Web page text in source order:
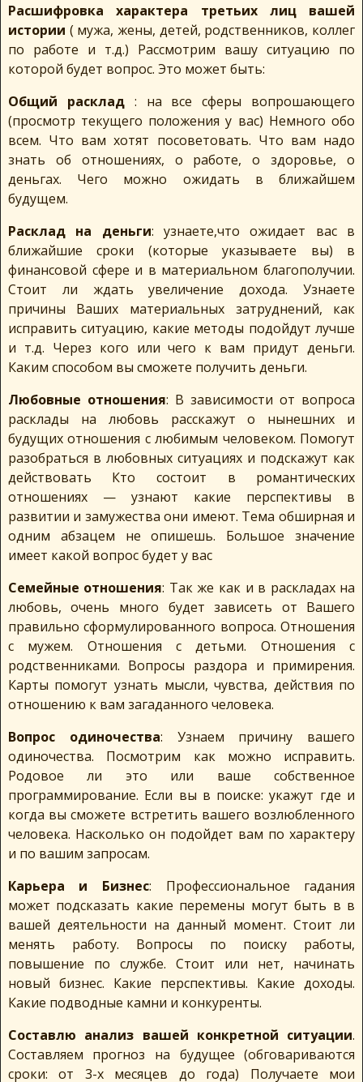
Расшифровка характера третьих лиц вашей
истории ( мужа, жены, детей, родственников, коллег
по работе и т.д.) Рассмотрим вашу ситуацию по
которой будет вопрос. Это может быть:
Общий расклад: на все сферы вопрошающего
(просмотр текущего положения у вас) Немного обо
всем. Что вам хотят посоветовать. Что вам надо
знать об отношениях, о работе, о здоровье, о
деньгах. Чего можно ожидать в ближайшем
будущем.
Расклад на деньги: узнаете,что ожидает вас в
ближайшие сроки (которые указываете вы) в
финансовой сфере и в материальном благополучии.
Стоит ли ждать увеличение дохода. Узнаете
причины Ваших материальных затруднений, как
исправить ситуацию, какие методы подойдут лучше
и т.д. Через кого или чего к вам придут деньги.
Каким способом вы сможете получить деньги.
Любовные отношения: В зависимости от вопроса
расклады на любовь расскажут о нынешних и
будущих отношения с любимым человеком. Помогут
разобраться в любовных ситуациях и подскажут как
действовать Кто состоит в романтических
отношениях — узнают какие перспективы в
развитии и замужества они имеют. Тема обширная и
одним абзацем не опишешь. Большое значение
имеет какой вопрос будет у вас
Семейные отношения: Так же как и в раскладах на
любовь, очень много будет зависеть от Вашего
правильно сформулированного вопроса. Отношения
с мужем. Отношения с детьми. Отношения с
родственниками. Вопросы раздора и примирения.
Карты помогут узнать мысли, чувства, действия по
отношению к вам загаданного человека.
Вопрос одиночества: Узнаем причину вашего
одиночества. Посмотрим как можно исправить.
Родовое ли это или ваше собственное
программирование. Если вы в поиске: укажут где и
когда вы сможете встретить вашего возлюбленного
человека. Насколько он подойдет вам по характеру
и по вашим запросам.
Карьера и Бизнес: Профессиональное гадания
может подсказать какие перемены могут быть в в
вашей деятельности на данный момент. Стоит ли
менять работу. Вопросы по поиску работы,
повышение по службе. Стоит или нет, начинать
новый бизнес. Какие перспективы. Какие доходы.
Какие подводные камни и конкуренты.
Составлю анализ вашей конкретной ситуации.
Составляем прогноз на будущее (обговариваются
сроки: от 3-х месяцев до года) Получаете мои